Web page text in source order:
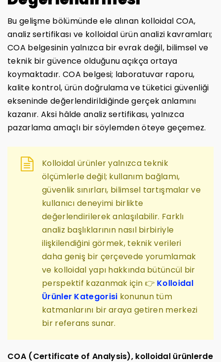
Bu gelişme bölümünde ele alınan kolloidal COA,
analiz sertifikası ve kolloidal ürün analizi kavramları;
COA belgesinin yalnızca bir evrak değil, bilimsel ve
teknik bir güvence olduğunu açıkça ortaya
koymaktadır. COA belgesi; laboratuvar raporu,
kalite kontrol, ürün doğrulama ve tüketici güvenliği
ekseninde değerlendirildiğinde gerçek anlamını
kazanır. Aksi hâlde analiz sertifikası, yalnızca
pazarlama amaçlı bir söylemden öteye geçemez.
Kolloidal ürünler yalnızca teknik
ölçümlerle değil; kullanım bağlamı,
güvenlik sınırları, bilimsel tartışmalar ve
kullanıcı deneyimi birlikte
değerlendirilerek anlaşılabilir. Farklı
analiz başlıklarının nasıl birbiriyle
ilişkilendiğini görmek, teknik verileri
daha geniş bir çerçevede yorumlamak
ve kolloidal yapı hakkında bütüncül bir
perspektif kazanmak için 👉 Kolloidal
Ürünler Kategorisi konunun tüm
katmanlarını bir araya getiren merkezi
bir referans sunar.
COA (Certificate of Analysis), kolloidal ürünlerde